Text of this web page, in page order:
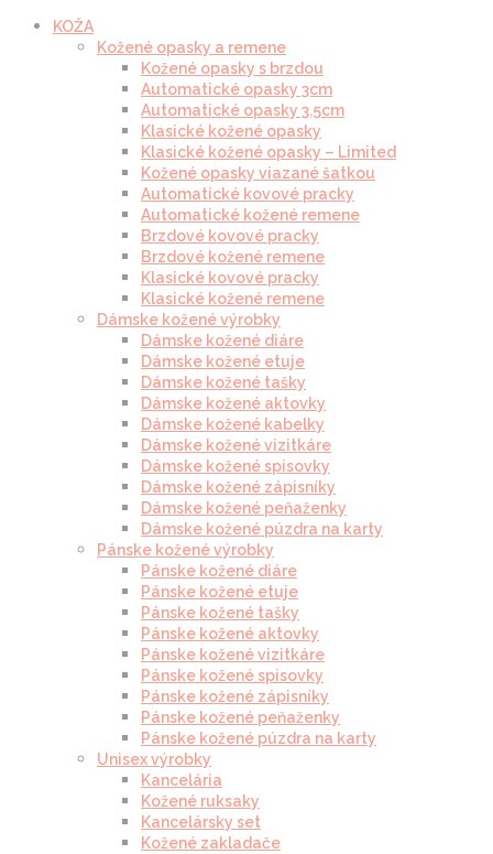
KOŽA
Kožené opasky a remene
Kožené opasky s brzdou
Automatické opasky 3cm
Automatické opasky 3.5cm
Klasické kožené opasky
Klasické kožené opasky – Limited
Kožené opasky viazané šatkou
Automatické kovové pracky
Automatické kožené remene
Brzdové kovové pracky
Brzdové kožené remene
Klasické kovové pracky
Klasické kožené remene
Dámske kožené výrobky
Dámske kožené diáre
Dámske kožené etuje
Dámske kožené tašky
Dámske kožené aktovky
Dámske kožené kabelky
Dámske kožené vizitkáre
Dámske kožené spisovky
Dámske kožené zápisníky
Dámske kožené peňaženky
Dámske kožené púzdra na karty
Pánske kožené výrobky
Pánske kožené diáre
Pánske kožené etuje
Pánske kožené tašky
Pánske kožené aktovky
Pánske kožené vizitkáre
Pánske kožené spisovky
Pánske kožené zápisníky
Pánske kožené peňaženky
Pánske kožené púzdra na karty
Unisex výrobky
Kancelária
Kožené ruksaky
Kancelársky set
Kožené zakladače